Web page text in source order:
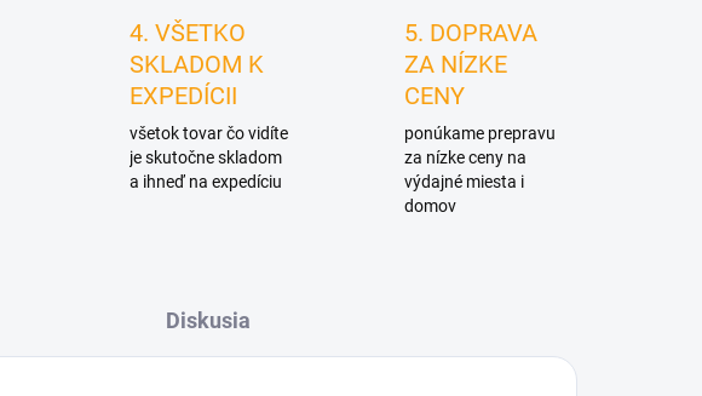
4. VŠETKO
SKLADOM K
EXPEDÍCII
všetok tovar čo vidíte
je skutočne skladom
a ihneď na expedíciu
5. DOPRAVA
ZA NÍZKE
CENY
ponúkame prepravu
za nízke ceny na
výdajné miesta i
domov
Diskusia